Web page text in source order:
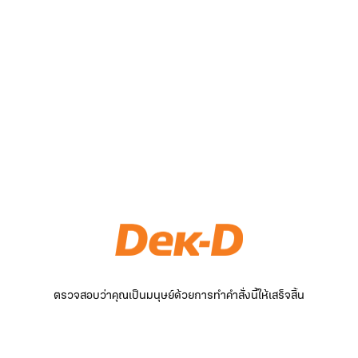
ตรวจสอบว่าคุณเป็นมนุษย์ด้วยการทำคำสั่งนี้ให้เสร็จสิ้น